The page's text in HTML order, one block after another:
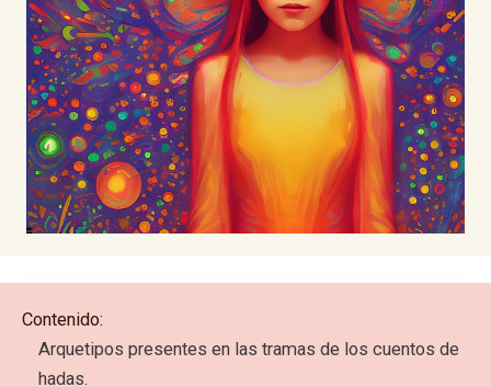
Contenido:
Arquetipos presentes en las tramas de los cuentos de
hadas.